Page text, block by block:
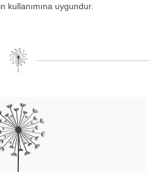
kullanımına uygundur.